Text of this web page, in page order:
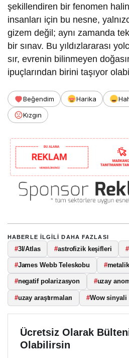
şekillendiren bir fenomen
insanları için bu nesne,
gizem değil; aynı zamanda
bir sınav. Bu yıldızlararası
sır, evrenin bilinmeyen
ipuçlarından birini taşıyor
Beğendim Harika
Kızgın
HABERLE ILGILI DAHA FAZLASI
#3I/Atlas #astrofizik keşifleri #
#James Webb Teleskobu #
#negatif polarizasyon #uzay
#uzay araştırmaları #Wow sinyali
Ücretsiz Olarak
Olabilirsin